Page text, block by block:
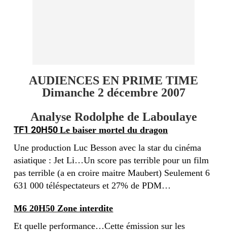
AUDIENCES EN PRIME TIME
Dimanche 2 décembre 2007
Analyse Rodolphe de Laboulaye
TF1 20H50Le baiser mortel du dragon
Une production Luc Besson avec la star du cinéma
asiatique : Jet Li…Un score pas terrible pour un film
pas terrible (a en croire maitre Maubert) Seulement 6
631 000 téléspectateurs et 27% de PDM…
M6 20H50 Zone interdite
Et quelle performance…Cette émission sur les